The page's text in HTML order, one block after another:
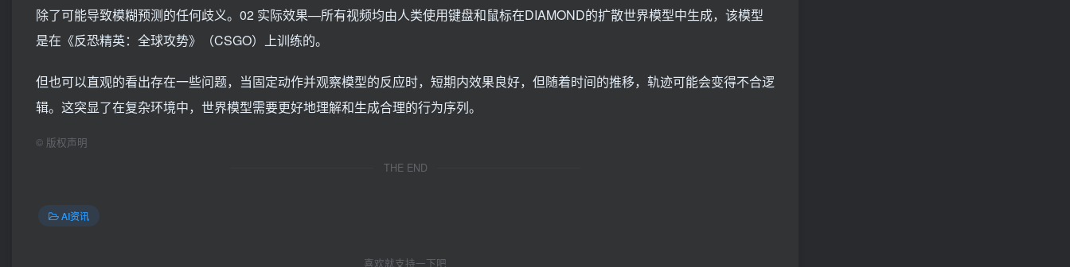
除了可能导致模糊预测的任何歧义。02 实际效果—所有视频均由人类使用键盘和鼠标在DIAMOND的扩散世界模型中生成，该模型
是在《反恐精英：全球攻势》（CSGO）上训练的。
但也可以直观的看出存在一些问题，当固定动作并观察模型的反应时，短期内效果良好，但随着时间的推移，轨迹可能会变得不合逻
辑。这突显了在复杂环境中，世界模型需要更好地理解和生成合理的行为序列。
© 版权声明
THE END
AI资讯
喜欢就支持一下吧